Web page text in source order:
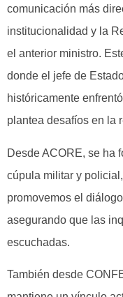
comunicación más
institucionalidad y la
el anterior ministro.
donde el jefe de
históricamente
plantea desafíos en la
Desde ACORE, se ha
cúpula militar y
promovemos el
asegurando que las
escuchadas.
También desde